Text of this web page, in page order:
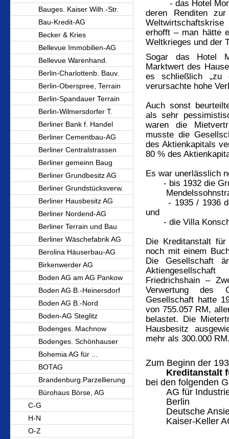
Bauges. Kaiser Wilh.-Str.
Bau-Kredit-AG
Becker & Kries
Bellevue Immobilien-AG
Bellevue Warenhand.
Berlin-Charlottenb. Bauv.
Berlin-Oberspree, Terrain
Berlin-Spandauer Terrain
Berlin-Wilmersdorfer T.
Berliner Bank f. Handel
Berliner Cementbau-AG
Berliner Centralstrassen
Berliner gemeinn Baug
Berliner Grundbesitz AG
Berliner Grundstücksverw.
Berliner Hausbesitz AG
Berliner Nordend-AG
Berliner Terrain und Bau
Berliner Wäschefabrik AG
Berolina Häuserbau-AG
Birkenwerder AG
Boden AG am AG Pankow
Boden AG B.-Heinersdorf
Boden AG B.-Nord
Boden-AG Steglitz
Bodenges. Machnow
Bodenges. Schönhauser
Bohemia AG für ...
BOTAG
Brandenburg.Parzellierung
Bürohaus Börse, AG
C-G
H-N
O-Z
- das Hotel
deren Renditen
erhofft – man hätte
Weltkrieges und der
Sogar das Hotel
Marktwert des
es schließlich „zu
verursachte hohe
Auch sonst
als sehr
waren die
musste die
des Aktienkapitals
80 % des
Es war unerlässlich
- bis 1932 die
- 1935 / 1936 das
und
- die Villa
Die Kreditanstalt
noch mit einem
Die Gesellschaft
Friedrichshain –
Verwertung des
Gesellschaft hatte
von 755.057 RM,
belastet. Die
Hausbesitz
mehr als 300.000
Zum Beginn der
Kreditanstalt
bei den folgenden
AG für
Berlin
Deutsche
Kaiser-Keller